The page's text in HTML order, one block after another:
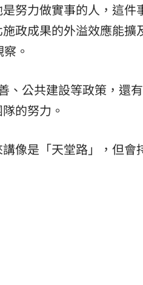
努力做實事的人，這件
政成果的外溢效應能擴
。
、公共建設等政策，還
的努力。
像是「天堂路」，但會